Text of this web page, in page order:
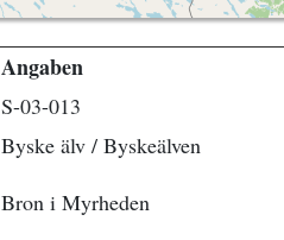
Angaben
S-03-013
Byske älv / Byskeälven
Bron i Myrheden